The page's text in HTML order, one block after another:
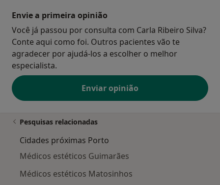
Envie a primeira opinião
Você já passou por consulta com Carla Ribeiro Silva?
Conte aqui como foi. Outros pacientes vão te
agradecer por ajudá-los a escolher o melhor
especialista.
Enviar opinião
Pesquisas relacionadas
Cidades próximas Porto
Médicos estéticos Guimarães
Médicos estéticos Matosinhos